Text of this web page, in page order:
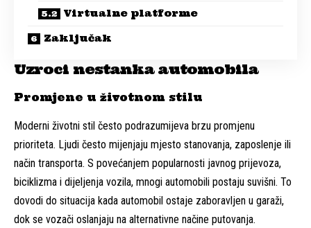
Virtualne platforme
Zaključak
Uzroci nestanka automobila
Promjene u životnom stilu
Moderni životni stil često podrazumijeva brzu promjenu
prioriteta. Ljudi često mijenjaju mjesto stanovanja, zaposlenje ili
način transporta. S povećanjem popularnosti javnog prijevoza,
biciklizma i dijeljenja vozila, mnogi automobili postaju suvišni. To
dovodi do situacija kada automobil ostaje zaboravljen u garaži,
dok se vozači oslanjaju na alternativne načine putovanja.